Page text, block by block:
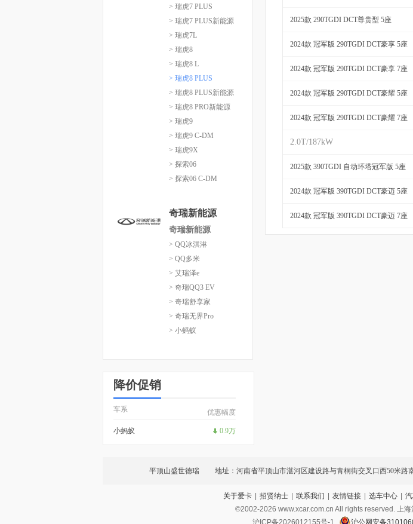
> 瑞虎7 PLUS
> 瑞虎7 PLUS新能源
> 瑞虎7L
> 瑞虎8
> 瑞虎8 L
> 瑞虎8 PLUS
> 瑞虎8 PLUS新能源
> 瑞虎8 PRO新能源
> 瑞虎9
> 瑞虎9 C-DM
> 瑞虎9X
> 探索06
> 探索06 C-DM
奇瑞新能源
奇瑞新能源
> QQ冰淇淋
> QQ多米
> 艾瑞泽e
> 奇瑞QQ3 EV
> 奇瑞舒享家
> 奇瑞无界Pro
> 小蚂蚁
降价促销
车系 优惠幅度
小蚂蚁 0.9万
2025款 290TGDI DCT尊贵型 5座
2024款 冠军版 290TGDI DCT豪享 5座
2024款 冠军版 290TGDI DCT豪享 7座
2024款 冠军版 290TGDI DCT豪耀 5座
2024款 冠军版 290TGDI DCT豪耀 7座
2.0T/187kW
2025款 390TGDI 自动环塔冠军版 5座
2024款 冠军版 390TGDI DCT豪迈 5座
2024款 冠军版 390TGDI DCT豪迈 7座
平顶山盛世德瑞 地址：河南省平顶山市湛河区建设路与青桐街交叉口西50米路
关于爱卡 招贤纳士 联系我们 友情链接 选车中心
©2002-2026 www.xcar.com.cn All rights reserved. 上
沪ICP备2026012155号-1
沪公网安备